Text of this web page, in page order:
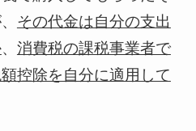
その代金は自分の支出
、 消費税の課税事業者で
控除を自分に適用して